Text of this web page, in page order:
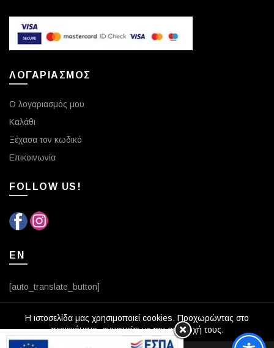
ΛΟΓΑΡΙΑΣΜΟΣ
Ο λογαριασμός μου
Καλάθι
Ξέχασα τον κωδικό
Επικοινωνία
FOLLOW US!
EN
[auto_translate_button]
Optika Vasileiou. All rights reserved
Η ιστοσελίδα μας χρησιμοποιεί cookies. Προχωρώντας στο
περιεχόμενο, συναινείτε με την αποδοχή τους.